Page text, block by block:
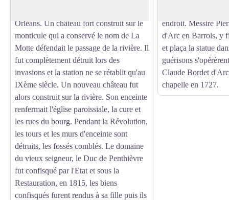
Orléans. Un château fort construit sur le
monticule qui a conservé le nom de La
Motte défendait le passage de la rivière. Il
fut complètement détruit lors des
invasions et la station ne se rétablit qu'au
IXème siècle. Un nouveau château fut
alors construit sur la rivière. Son enceinte
renfermait l'église paroissiale, la cure et
les rues du bourg. Pendant la Révolution,
les tours et les murs d'enceinte sont
détruits, les fossés comblés. Le domaine
du vieux seigneur, le Duc de Penthièvre
fut confisqué par l'Etat et sous la
Restauration, en 1815, les biens
confisqués furent rendus à sa fille puis ils
endroit. Messire
d'Arc en Barrois, y
et plaça la statue
guérisons
Claude Bordet
chapelle en 1727.